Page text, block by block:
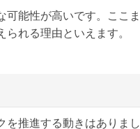
能性が高いです。ここま
れる理由といえます。
を推進する動きはありまし